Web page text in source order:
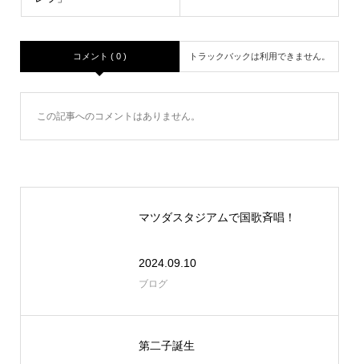
コメント ( 0 ) トラックバックは利用できません。
この記事へのコメントはありません。
マツダスタジアムで国歌斉唱！
2024.09.10
ブログ
第二子誕生